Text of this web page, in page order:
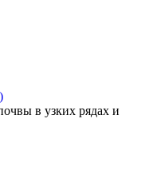
в узких рядах и